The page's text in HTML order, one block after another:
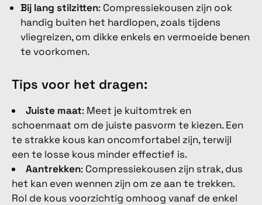
Bij lang stilzitten: Compressiekousen zijn ook
handig buiten het hardlopen, zoals tijdens
vliegreizen, om dikke enkels en vermoeide benen
te voorkomen.
Tips voor het dragen:
Juiste maat: Meet je kuitomtrek en
schoenmaat om de juiste pasvorm te kiezen. Een
te strakke kous kan oncomfortabel zijn, terwijl
een te losse kous minder effectief is.
Aantrekken: Compressiekousen zijn strak, dus
het kan even wennen zijn om ze aan te trekken.
Rol de kous voorzichtig omhoog vanaf de enkel